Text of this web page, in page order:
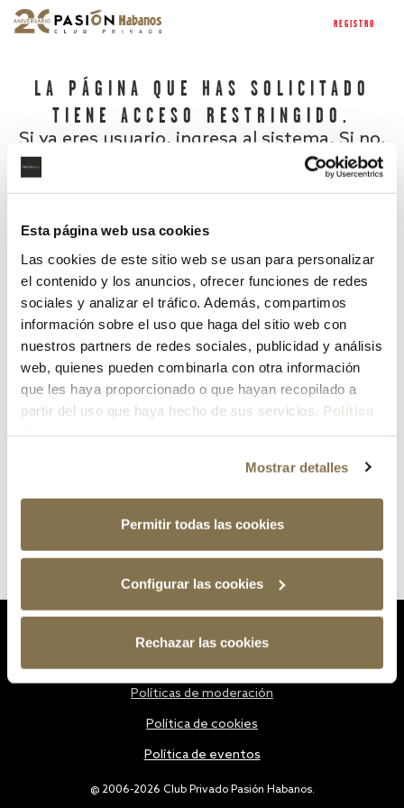
Esta página web usa cookies
Las cookies de este sitio web se usan para personalizar
el contenido y los anuncios, ofrecer funciones de redes
sociales y analizar el tráfico. Además, compartimos
información sobre el uso que haga del sitio web con
nuestros partners de redes sociales, publicidad y análisis
web, quienes pueden combinarla con otra información
que les haya proporcionado o que hayan recopilado a
partir del uso que haya hecho de sus servicios. Política
Mostrar detalles
Permitir todas las cookies
Configurar las cookies
Rechazar las cookies
REGISTRO
LA PÁGINA QUE HAS SOLICITADO
TIENE ACCESO RESTRINGIDO.
Si ya eres usuario, ingresa al sistema. Si no,
¿Has olvidado tu contraseña?
@ 2006-2026 Club Privado Pasión Habanos.
Políticas de moderación
Política de cookies
Política de eventos